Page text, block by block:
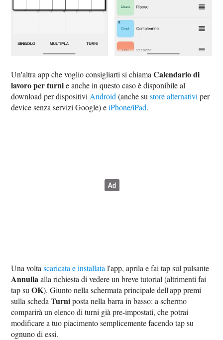
Un'altra app che voglio consigliarti si chiamaCalendario di
lavoro per turnie anche in questo caso è disponibile al
download per dispositiviAndroid(anche sustore alternativiper
device senza servizi Google) eiPhone/iPad.
Una voltascaricata e installatal'app, aprila e fai tap sul pulsante
Annullaalla richiesta di vedere un breve tutorial (altrimenti fai
tap suOK). Giunto nella schermata principale dell'app premi
sulla schedaTurniposta nella barra in basso: a schermo
comparirà un elenco di turni già pre-impostati, che potrai
modificare a tuo piacimento semplicemente facendo tap su
ognuno di essi.